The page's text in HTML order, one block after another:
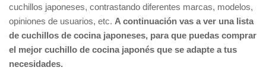
cuchillos japoneses, contrastando diferentes marcas, modelos,
opiniones de usuarios, etc. A continuación vas a ver una lista
de cuchillos de cocina japoneses, para que puedas comprar
el mejor cuchillo de cocina japonés que se adapte a tus
necesidades.